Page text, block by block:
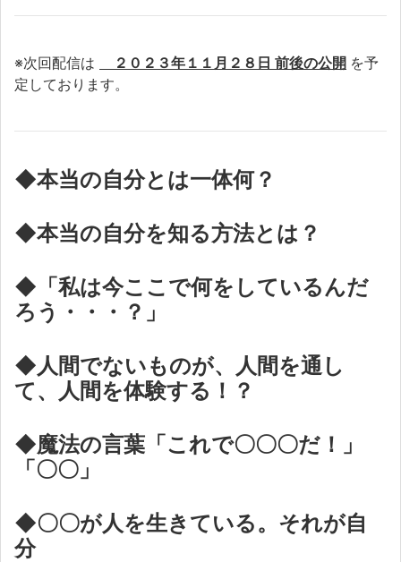
※次回配信は ２０２３年１１月２８日 前後の公開 を予
定しております。
◆本当の自分とは一体何？
◆本当の自分を知る方法とは？
◆「私は今ここで何をしているんだ
ろう・・・？」
◆人間でないものが、人間を通し
て、人間を体験する！？
◆魔法の言葉「これで〇〇〇だ！」
「〇〇」
◆〇〇が人を生きている。それが自
分